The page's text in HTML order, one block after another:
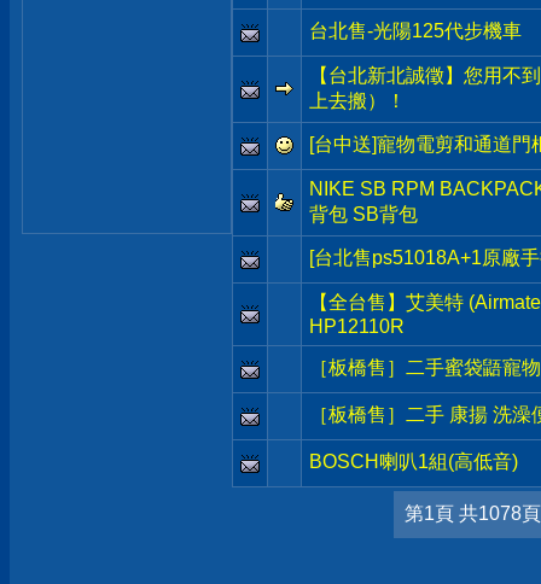
台北售-光陽125代步機車
【台北新北誠徵】您用不
上去搬）！
[台中送]寵物電剪和通道門
NIKE SB RPM
背包 SB背包
[台北售ps51018A+1原廠
【全台售】艾美特
HP12110R
［板橋售］二手蜜袋鼯寵
［板橋售］二手 康揚 洗
BOSCH喇叭1組(高低音)
第1頁 共1078頁